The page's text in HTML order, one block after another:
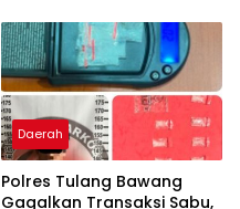
Daerah
Polres Tulang Bawang
Gagalkan Transaksi Sabu,